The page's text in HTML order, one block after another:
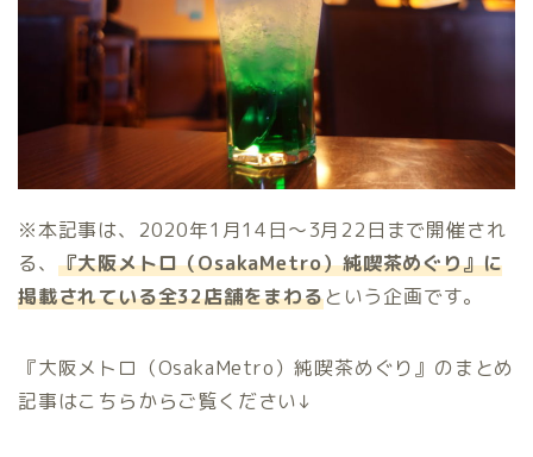
※本記事は、2020年1月14日〜3月22日まで開催され
る、 『大阪メトロ（OsakaMetro）純喫茶めぐり』に
掲載されている全32店舗をまわるという企画です。
『大阪メトロ（OsakaMetro）純喫茶めぐり』のまとめ
記事はこちらからご覧ください↓